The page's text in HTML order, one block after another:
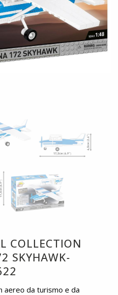
COLLECTION
SKYHAWK-
aereo da turismo e da